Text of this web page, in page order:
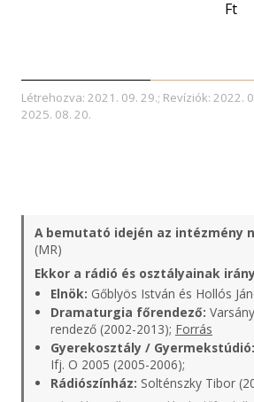
Ft
Létrehozva: 2021. 09. 29.; Revíziók: 2022.
2025. 08. 20.
A bemutató idején az intézmény
(MR)
Ekkor a rádió és osztályainak
Elnök: Gőblyös István és Hollós
Dramaturgia főrendező:
rendező (2002-2013); Forrás
Gyerekosztály / Gyermekstúdió:
Ifj. O 2005 (2005-2006);
Rádiószínház: Solténszky Tibor